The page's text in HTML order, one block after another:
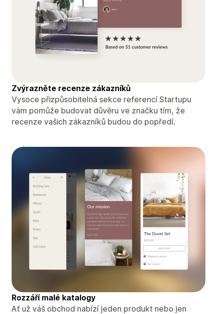
Zvýrazněte recenze zákazníků
Vysoce přizpůsobitelná sekce referencí Startupu
vám pomůže budovat důvěru ve značku tím, že
recenze vašich zákazníků budou do popředí.
Rozzáří malé katalogy
Ať už váš obchod nabízí jeden produkt nebo jen